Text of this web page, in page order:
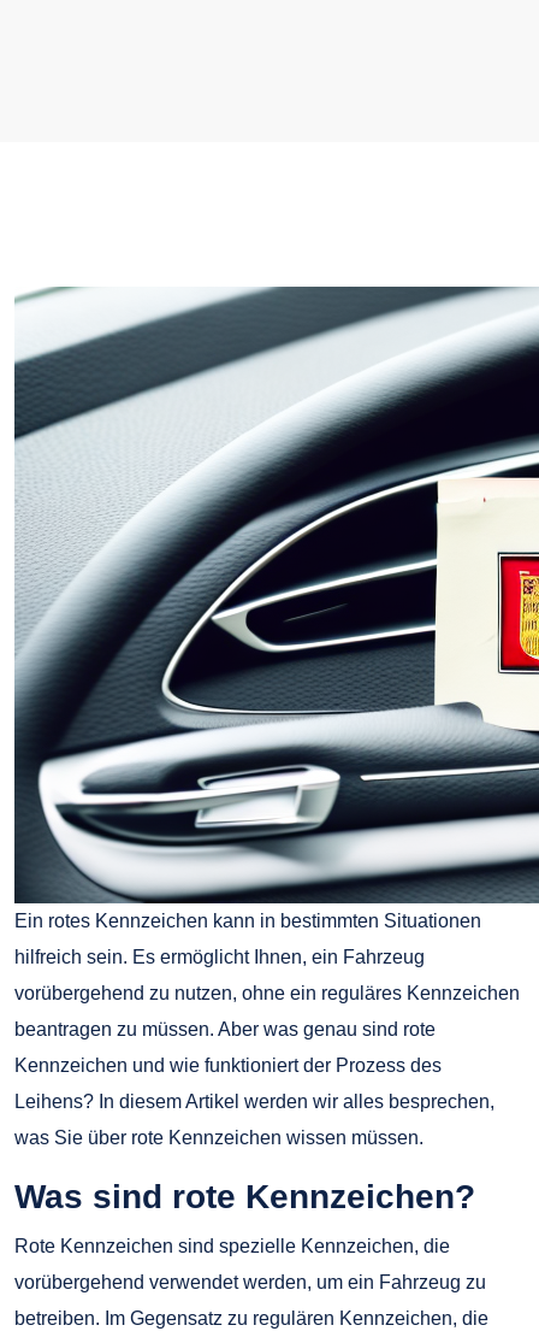
Ein rotes Kennzeichen kann in bestimmten Situationen
hilfreich sein. Es ermöglicht Ihnen, ein Fahrzeug
vorübergehend zu nutzen, ohne ein reguläres Kennzeichen
beantragen zu müssen. Aber was genau sind rote
Kennzeichen und wie funktioniert der Prozess des
Leihens? In diesem Artikel werden wir alles besprechen,
was Sie über rote Kennzeichen wissen müssen.
Was sind rote Kennzeichen?
Rote Kennzeichen sind spezielle Kennzeichen, die
vorübergehend verwendet werden, um ein Fahrzeug zu
betreiben. Im Gegensatz zu regulären Kennzeichen, die